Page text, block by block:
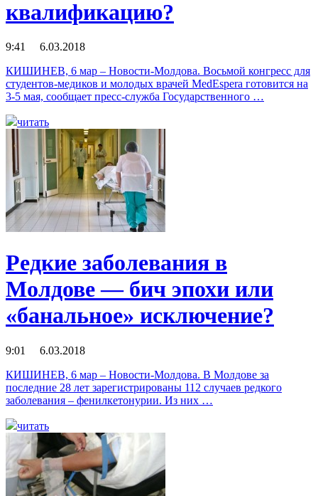
квалификацию?
9:41 6.03.2018
КИШИНЕВ, 6 мар – Новости-Молдова. Восьмой конгресс для
студентов-медиков и молодых врачей MedEspera готовится на
3-5 мая, сообщает пресс-служба Государственного …
читать
Редкие заболевания в
Молдове — бич эпохи или
«банальное» исключение?
9:01 6.03.2018
КИШИНЕВ, 6 мар – Новости-Молдова. В Молдове за
последние 28 лет зарегистрированы 112 случаев редкого
заболевания – фенилкетонурии. Из них …
читать